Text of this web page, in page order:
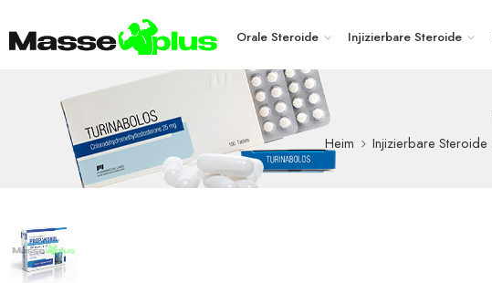
Orale Steroide Injizierbare Steroide
Heim Injizierbare Steroide